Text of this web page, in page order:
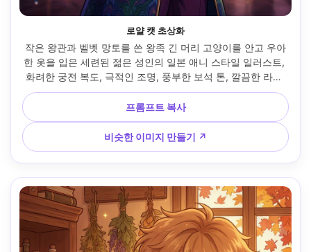
로얄 캣 초상화
작은 왕관과 벨벳 망토를 쓴 왕족 긴 머리 고양이를 안고 우아
한 옷을 입은 세련된 젊은 성인의 일본 애니 스타일 일러스트,
화려한 궁전 복도, 극적인 조명, 풍부한 보석 톤, 깔끔한 라인
아트, 선명한 셀 음영, 고급스러운 디테일, 당당한 분위기, 편집
식 구도, 85mm 렌즈, 얕은 피사계 심도 --ar 4:5
프롬프트 복사
비슷한 이미지 만들기 ↗